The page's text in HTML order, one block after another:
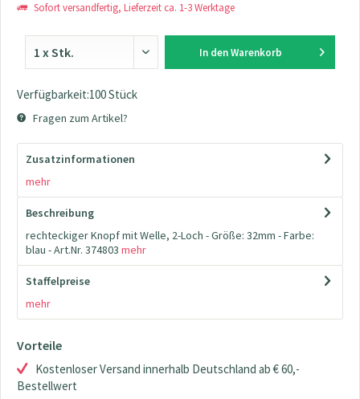
Sofort versandfertig, Lieferzeit ca. 1-3 Werktage
In den Warenkorb
Verfügbarkeit:100 Stück
Fragen zum Artikel?
Zusatzinformationen
mehr
Beschreibung
rechteckiger Knopf mit Welle, 2-Loch - Größe: 32mm - Farbe:
blau - Art.Nr. 374803 mehr
Staffelpreise
mehr
Vorteile
Kostenloser Versand innerhalb Deutschland ab € 60,-
Bestellwert